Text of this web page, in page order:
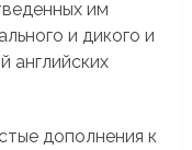
им
и дикого и
английских
дополнения к